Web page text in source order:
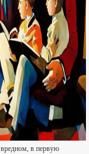
в первую